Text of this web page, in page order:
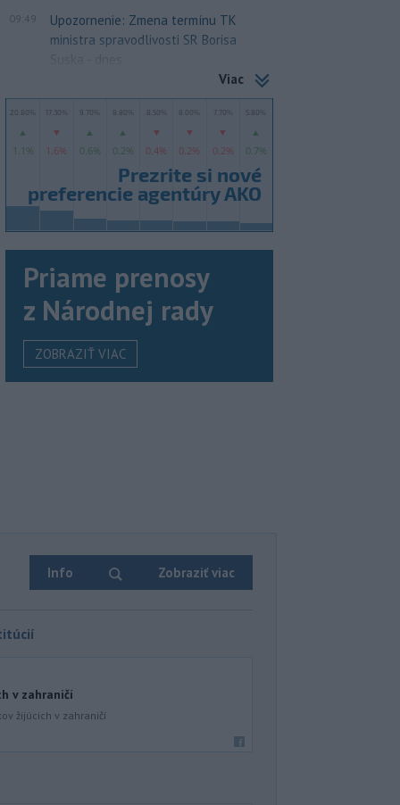
09:49
Upozornenie: Zmena termínu TK
ministra spravodlivosti SR Borisa
Suska - dnes
Viac
Priame prenosy
z Národnej rady
ZOBRAZIŤ VIAC
Info Zobraziť viac
v zahraničí
žijúcich v zahraničí